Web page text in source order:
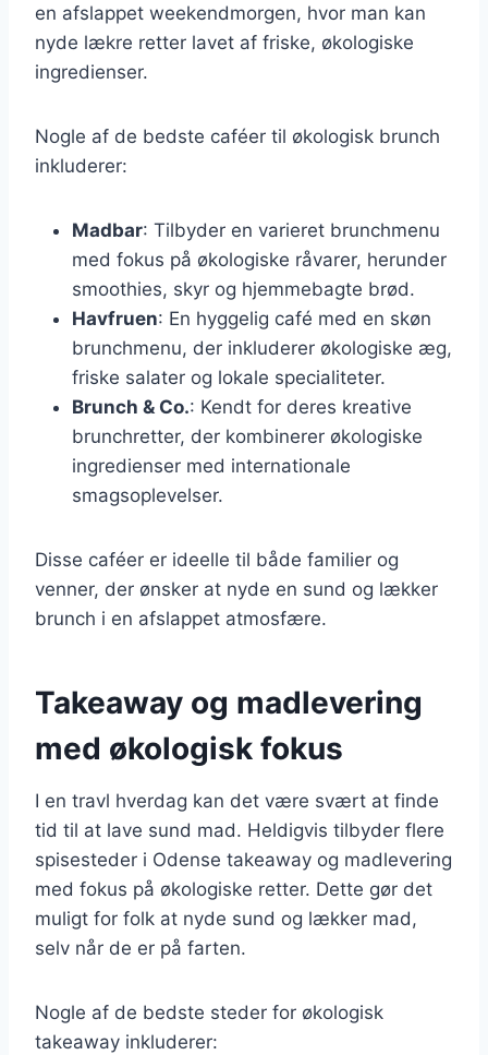
en afslappet weekendmorgen, hvor man kan
nyde lækre retter lavet af friske, økologiske
ingredienser.
Nogle af de bedste caféer til økologisk brunch
inkluderer:
Madbar: Tilbyder en varieret brunchmenu
med fokus på økologiske råvarer, herunder
smoothies, skyr og hjemmebagte brød.
Havfruen: En hyggelig café med en skøn
brunchmenu, der inkluderer økologiske æg,
friske salater og lokale specialiteter.
Brunch & Co.: Kendt for deres kreative
brunchretter, der kombinerer økologiske
ingredienser med internationale
smagsoplevelser.
Disse caféer er ideelle til både familier og
venner, der ønsker at nyde en sund og lækker
brunch i en afslappet atmosfære.
Takeaway og madlevering
med økologisk fokus
I en travl hverdag kan det være svært at finde
tid til at lave sund mad. Heldigvis tilbyder flere
spisesteder i Odense takeaway og madlevering
med fokus på økologiske retter. Dette gør det
muligt for folk at nyde sund og lækker mad,
selv når de er på farten.
Nogle af de bedste steder for økologisk
takeaway inkluderer: